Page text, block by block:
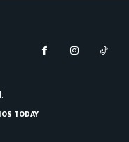
TODAY